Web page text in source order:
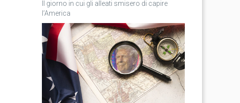
Il giorno in cui gli alleati smisero di capire
l’America